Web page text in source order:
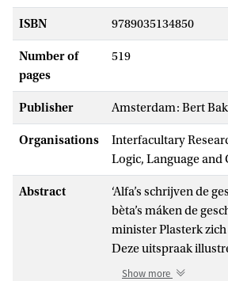
ISBN 9789035134850
Number of
pages
519
Publisher Amsterdam: Bert
Organisations
Interfacultary
Logic, Language
Abstract
‘Alfa’s schrijven de
bèta’s máken de
minister Plasterk
Deze uitspraak
doorbraken in de
Show more